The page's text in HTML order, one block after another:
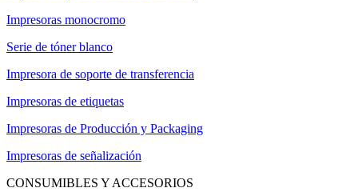
Impresoras monocromo
Serie de tóner blanco
Impresora de soporte de transferencia
Impresoras de etiquetas
Impresoras de Producción y Packaging
Impresoras de señalización
CONSUMIBLES Y ACCESORIOS